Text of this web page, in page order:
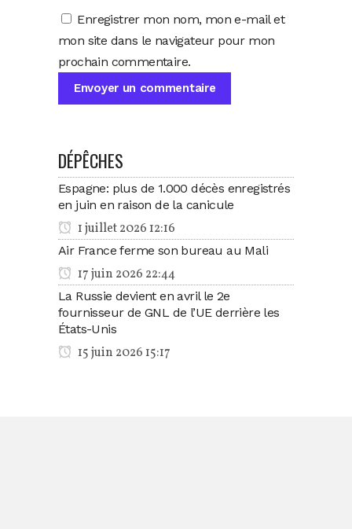
Enregistrer mon nom, mon e-mail et
mon site dans le navigateur pour mon
prochain commentaire.
DÉPÊCHES
Espagne: plus de 1.000 décès enregistrés
en juin en raison de la canicule
1 juillet 2026 12:16
Air France ferme son bureau au Mali
17 juin 2026 22:44
La Russie devient en avril le 2e
fournisseur de GNL de l’UE derrière les
États-Unis
15 juin 2026 15:17